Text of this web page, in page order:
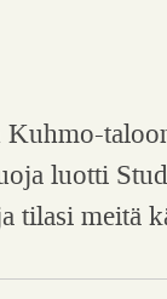
luotti
tilasi meitä